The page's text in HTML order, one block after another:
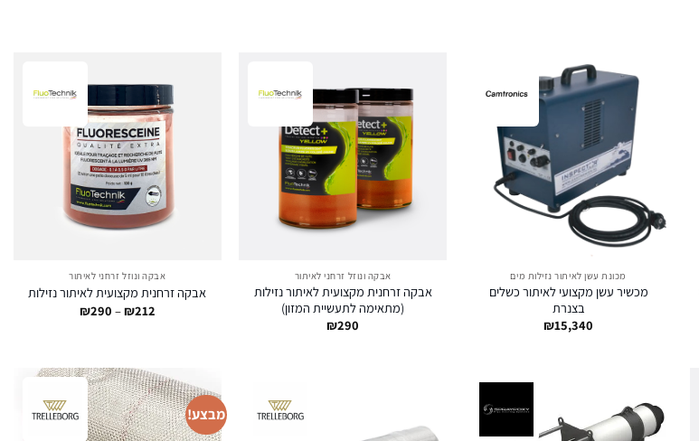
מכונת עשן לאיתור נזילות מים
מכשיר עשן מקצועי לאיתור כשלים
בצנרת
₪15,340
אבקה ונוזל זרחני לאיתור
אבקה זרחנית מקצועית לאיתור נזילות
(מתאימה לתעשיית המזון)
₪290
אבקה ונוזל זרחני לאיתור
אבקה זרחנית מקצועית לאיתור נזילות
₪212
–
₪290 טווח
מבצע!